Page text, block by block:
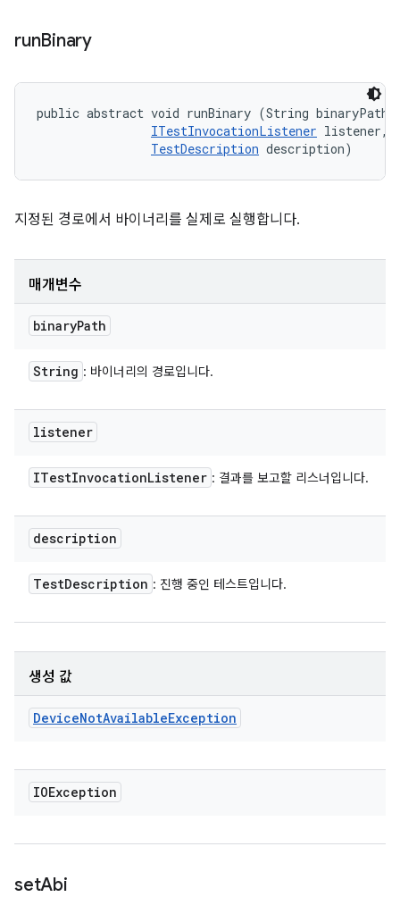
runBinary
public abstract void runBinary (String
ITestInvocationListener listener,
TestDescription description)
지정된 경로에서 바이너리를 실제로 실행합니다.
매개변수
binaryPath
String : 바이너리의 경로입니다.
listener
ITestInvocationListener : 결과를 보고할 리스너입니다.
description
TestDescription : 진행 중인 테스트입니다.
생성 값
DeviceNotAvailableException
IOException
setAbi